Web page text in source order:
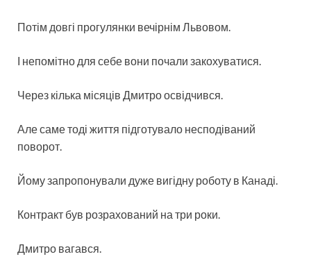
Потім довгі прогулянки вечірнім Львовом.
І непомітно для себе вони почали закохуватися.
Через кілька місяців Дмитро освідчився.
Але саме тоді життя підготувало несподіваний
поворот.
Йому запропонували дуже вигідну роботу в Канаді.
Контракт був розрахований на три роки.
Дмитро вагався.